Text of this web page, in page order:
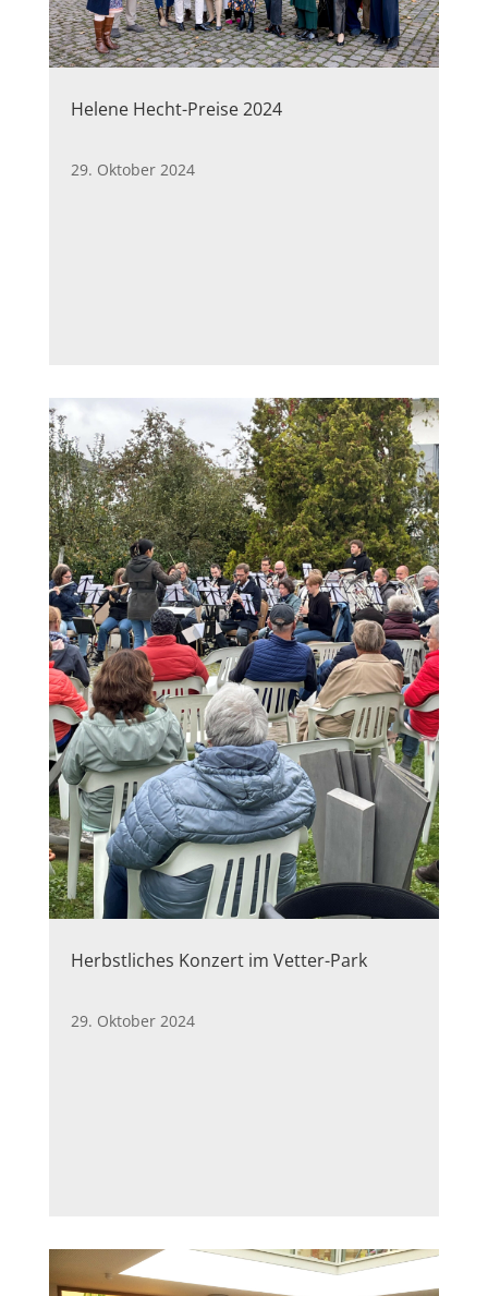
Helene Hecht-Preise 2024
29. Oktober 2024
Herbstliches Konzert im Vetter-Park
29. Oktober 2024